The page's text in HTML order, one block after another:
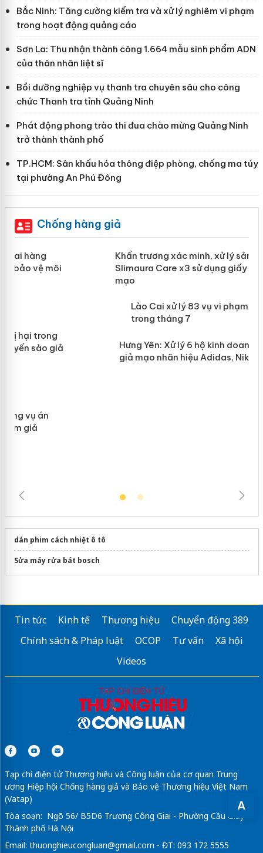
A
Bắc Ninh: Tăng cường kiểm tra và xử lý nghiêm vi phạm
trong hoạt động quảng cáo
Sơn La: Thu nhận thành công 1.664 mẫu sinh phẩm ADN
của thân nhân liệt sĩ
Bồi dưỡng nghiệp vụ thanh tra chuyên sâu cho công
chức Thanh tra tỉnh Quảng Ninh
Phát động phong trào thi đua chào mừng Quảng Ninh
trở thành thành phố
TP.HCM: Sân khấu hóa thông điệp phòng, chống ma túy
tại phường An Phú Đông
Chống hàng giả
Khẩn trương xác minh, xử lý sản phẩm
Slimaura Care x3 sử dụng giấy phép
giả mạo
mại trong tháng 7
dán phim cách nhiệt ô tô
Sửa máy rửa bát bosch
Tin tức Kinh tế Thương hiệu
Chuyển động 389
Chính sách & Pháp luật
OCOP Tư vấn
Xã hội
Videos
Tạp chí điện tử Thương hiệu và Công luận của cơ quan Trung
ương Hiệp hội Chống hàng giả và Bảo vệ Thương hiệu Việt Nam
(Vatap)
Tòa soạn: Ngõ 56/ B5D6 Trương Công Giai - Phường Cầu Giấy -
Thành phố Hà Nội
Email: thuonghieucongluan@gmail.com - ĐT: 093 172 5555